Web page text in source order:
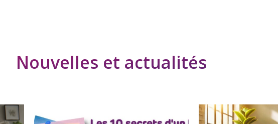
Nouvelles et actualités